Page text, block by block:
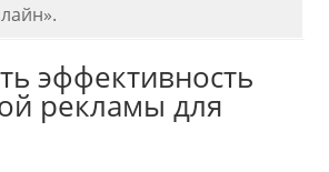
эффективность
рекламы для